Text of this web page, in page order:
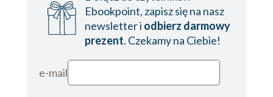
Ebookpoint, zapisz się na nasz
newsletter i odbierz darmowy
prezent. Czekamy na Ciebie!
e-mail